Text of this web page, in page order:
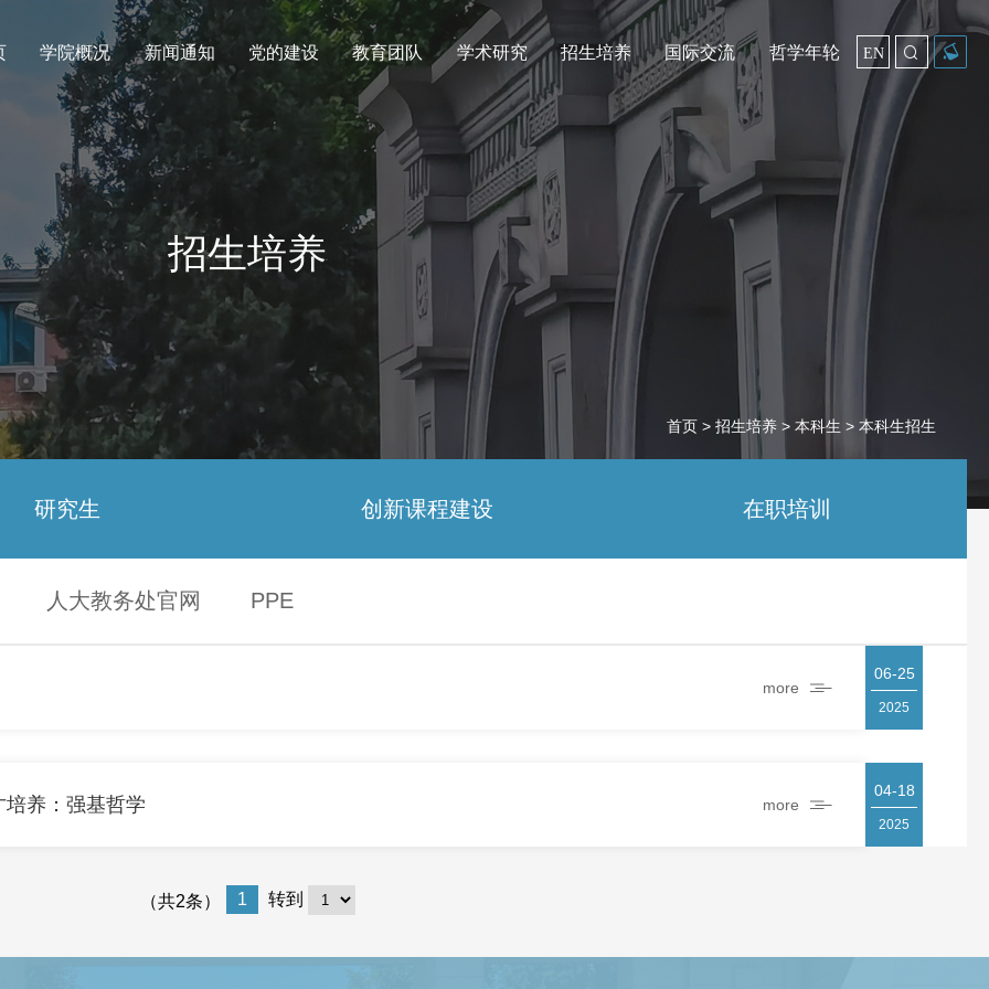
EN 
学院概况 新闻通知 党的建设 教育团队 学术研究 招生培养 国际交流 哲学年轮
招生培养
首页 > 招生培养 > 本科生 > 本科生招生
人大教务处官网 PPE
研究生 创新课程建设 在职培训
more
06-25
2025
养：强基哲学 more
04-18
2025
（共2条） 1 转到